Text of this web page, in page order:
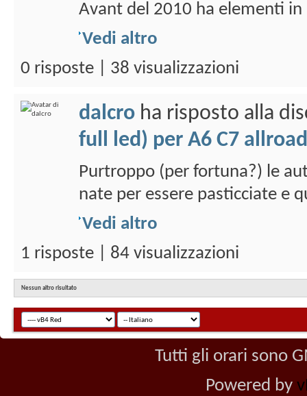
Avant del 2010 ha elementi in
Vedi altro
0 risposte | 38 visualizzazioni
dalcro ha risposto alla
full led) per A6 C7 allroad
Purtroppo (per fortuna?) le
nate per essere pasticciate e
Vedi altro
1 risposte | 84 visualizzazioni
Nessun altro risultato
Tutti gli orari sono
Powered by